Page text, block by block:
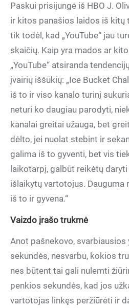
Paskui prisijungė iš HBO J.
ir kitos panašios laidos iš kitų
tik todėl, kad „YouTube“ jau
skaičių. Kaip yra mados ar
„YouTube“ atsiranda
įvairių iššūkių: „Ice Bucket
iš to ir viso kanalo turinį
neturi ko daugiau parodyti,
kanalai greitai užauga, bet
dėlto, jei nuolat stebint ir
galima iš to gyventi, bet vis
laikotarpį, galbūt reikėtų
išlaikytų vartotojus. Dauguma
iš to ir gyvena.“
Vaizdo įrašo trukmė
Anot pašnekovo,
sekundės, nesvarbu, kokios
nes būtent tai gali nulemti
penkios sekundės, kad jos
vartotojas linkęs peržiūrėti ir